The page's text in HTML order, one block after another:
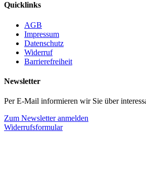
Quicklinks
AGB
Impressum
Datenschutz
Widerruf
Barrierefreiheit
Newsletter
Per E-Mail informieren wir Sie über
Zum Newsletter anmelden
Widerrufsformular